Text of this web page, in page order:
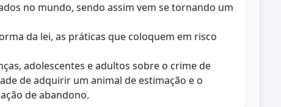
no mundo, sendo assim vem se tornando um
da lei, as práticas que coloquem em risco
adolescentes e adultos sobre o crime de
de adquirir um animal de estimação e o
de abandono.